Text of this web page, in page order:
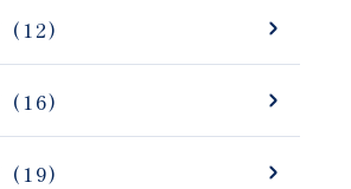
(12)
(16)
(19)